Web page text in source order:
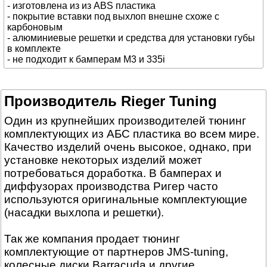
- изготовлена из из ABS пластика
- покрытие вставки под выхлоп внешне схоже с
карбоновым
- алюминиевые решетки и средства для установки губы
в комплекте
- не подходит к бамперам M3 и 335i
Производитель Rieger Tuning
Один из крупнейших производителей тюнинг
комплектующих из АБС пластика во всем мире.
Качество изделий очень высокое, однако, при
установке некоторых изделий может
потребоваться доработка. В бамперах и
диффузорах производства Ригер часто
используются оригинальные комплектующие
(насадки выхлопа и решетки).
Так же компания продает тюнинг
комплектующие от партнеров JMS-tuning,